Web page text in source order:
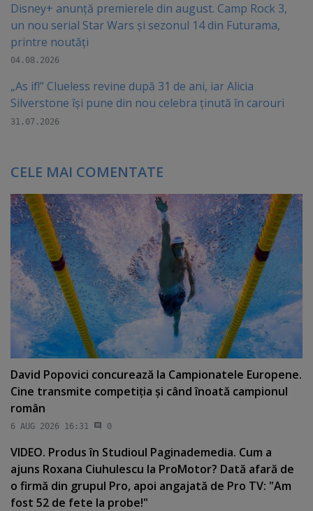
Disney+ anunță premierele din august. Camp Rock 3,
un nou serial Star Wars și sezonul 14 din Futurama,
printre noutăți
04.08.2026
„As if!” Clueless revine după 31 de ani, iar Alicia
Silverstone își pune din nou celebra ținută în carouri
31.07.2026
CELE MAI COMENTATE
David Popovici concurează la Campionatele Europene.
Cine transmite competiţia şi când înoată campionul
român
6 AUG 2026 16:31 0
VIDEO. Produs în Studioul Paginademedia. Cum a
ajuns Roxana Ciuhulescu la ProMotor? Dată afară de
o firmă din grupul Pro, apoi angajată de Pro TV: "Am
fost 52 de fete la probe!"